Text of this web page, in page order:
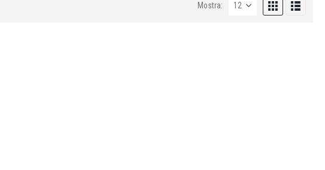
Mostra: